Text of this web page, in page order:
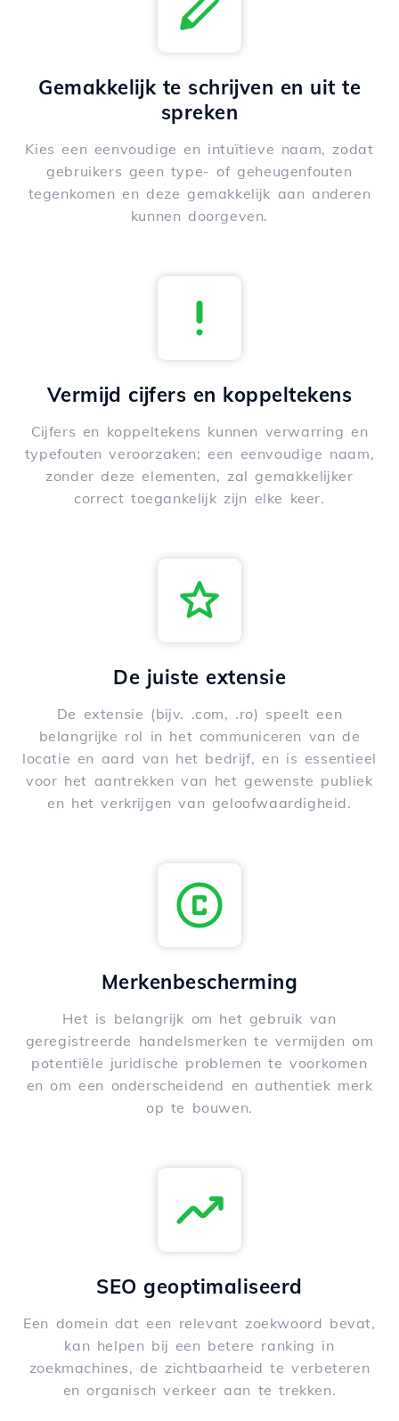
Gemakkelijk te schrijven en uit te
spreken
Kies een eenvoudige en intuïtieve naam, zodat
gebruikers geen type- of geheugenfouten
tegenkomen en deze gemakkelijk aan anderen
kunnen doorgeven.
Vermijd cijfers en koppeltekens
Cijfers en koppeltekens kunnen verwarring en
typefouten veroorzaken; een eenvoudige naam,
zonder deze elementen, zal gemakkelijker
correct toegankelijk zijn elke keer.
De juiste extensie
De extensie (bijv. .com, .ro) speelt een
belangrijke rol in het communiceren van de
locatie en aard van het bedrijf, en is essentieel
voor het aantrekken van het gewenste publiek
en het verkrijgen van geloofwaardigheid.
Merkenbescherming
Het is belangrijk om het gebruik van
geregistreerde handelsmerken te vermijden om
potentiële juridische problemen te voorkomen
en om een onderscheidend en authentiek merk
op te bouwen.
SEO geoptimaliseerd
Een domein dat een relevant zoekwoord bevat,
kan helpen bij een betere ranking in
zoekmachines, de zichtbaarheid te verbeteren
en organisch verkeer aan te trekken.